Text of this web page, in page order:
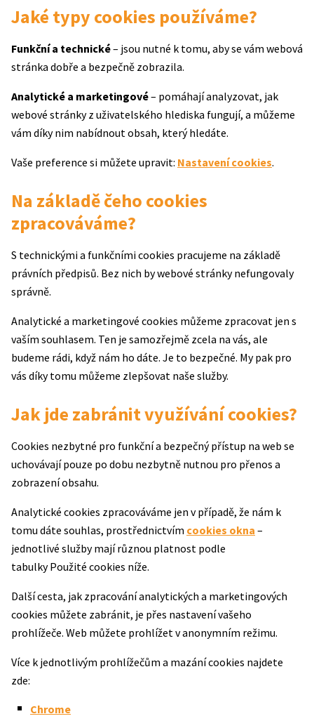
Jaké typy cookies používáme?
Funkční a technické– jsou nutné k tomu, aby se vám webová
stránka dobře a bezpečně zobrazila.
Analytické a marketingové– pomáhají analyzovat, jak
webové stránky z uživatelského hlediska fungují, a můžeme
vám díky nim nabídnout obsah, který hledáte.
Vaše preference si můžete upravit: Nastavení cookies.
Na základě čeho cookies
zpracováváme?
S technickými a funkčními cookies pracujeme na základě
právních předpisů. Bez nich by webové stránky nefungovaly
správně.
Analytické a marketingové cookies můžeme zpracovat jen s
vaším souhlasem. Ten je samozřejmě zcela na vás, ale
budeme rádi, když nám ho dáte. Je to bezpečné. My pak pro
vás díky tomu můžeme zlepšovat naše služby.
Jak jde zabránit využívání cookies?
Cookies nezbytné pro funkční a bezpečný přístup na web se
uchovávají pouze po dobu nezbytně nutnou pro přenos a
zobrazení obsahu.
Analytické cookies zpracováváme jen v případě, že nám k
tomu dáte souhlas, prostřednictvím cookies okna –
jednotlivé služby mají různou platnost podle
tabulky Použité cookies níže.
Další cesta, jak zpracování analytických a marketingových
cookies můžete zabránit, je přes nastavení vašeho
prohlížeče. Web můžete prohlížet v anonymním režimu.
Více k jednotlivým prohlížečům a mazání cookies najdete
zde:
Chrome